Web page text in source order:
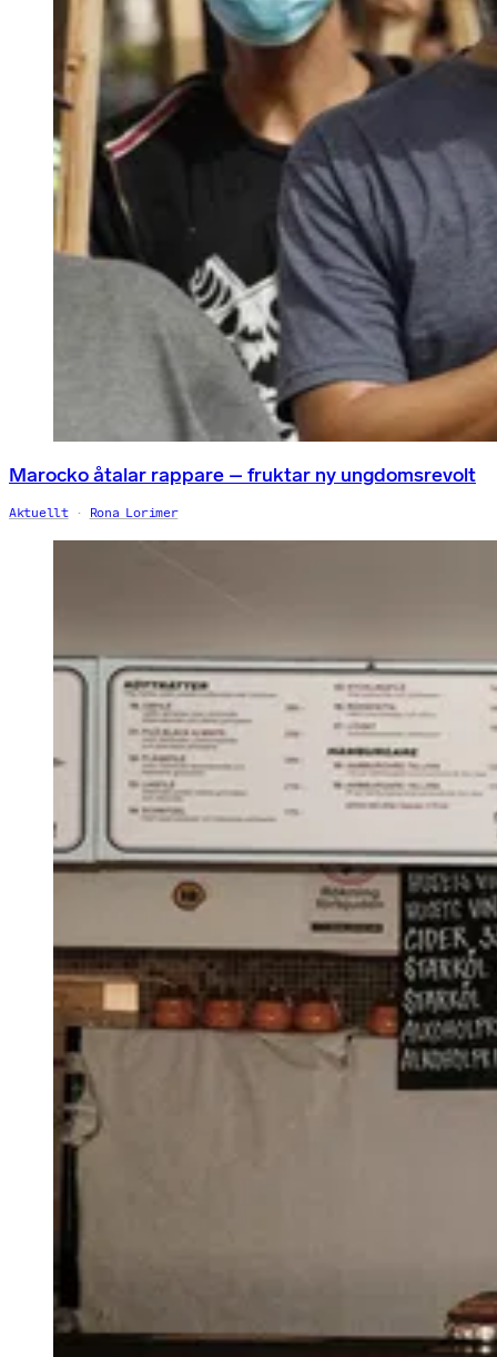
Marocko åtalar rappare – fruktar ny ungdomsrevolt
Aktuellt Rona Lorimer